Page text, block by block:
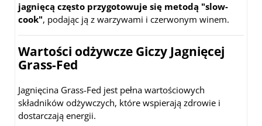
jagnięcą często przygotowuje się metodą "slow-
cook", podając ją z warzywami i czerwonym winem.
Wartości odżywcze Giczy Jagnięcej
Grass-Fed
Jagnięcina Grass-Fed jest pełna wartościowych
składników odżywczych, które wspierają zdrowie i
dostarczają energii.